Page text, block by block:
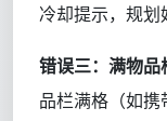
冷却提示，规划
错误三：满物品
品栏满格（如